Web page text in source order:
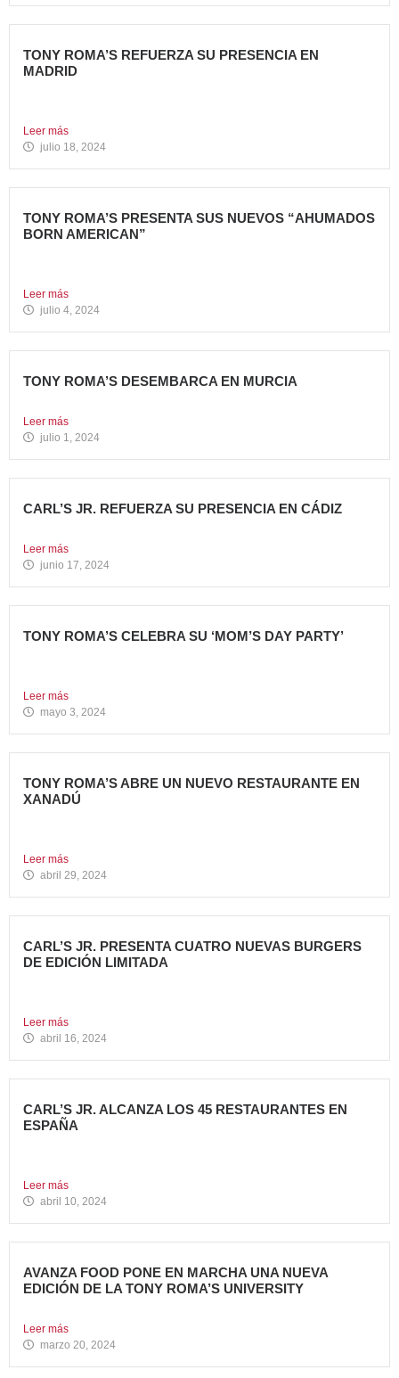
TONY ROMA’S REFUERZA SU PRESENCIA EN
MADRID
Leer más
julio 18, 2024
TONY ROMA’S PRESENTA SUS NUEVOS “AHUMADOS
BORN AMERICAN”
Leer más
julio 4, 2024
TONY ROMA’S DESEMBARCA EN MURCIA
Leer más
julio 1, 2024
CARL’S JR. REFUERZA SU PRESENCIA EN CÁDIZ
Leer más
junio 17, 2024
TONY ROMA’S CELEBRA SU ‘MOM’S DAY PARTY’
Leer más
mayo 3, 2024
TONY ROMA’S ABRE UN NUEVO RESTAURANTE EN
XANADÚ
Leer más
abril 29, 2024
CARL’S JR. PRESENTA CUATRO NUEVAS BURGERS
DE EDICIÓN LIMITADA
Leer más
abril 16, 2024
CARL’S JR. ALCANZA LOS 45 RESTAURANTES EN
ESPAÑA
Leer más
abril 10, 2024
AVANZA FOOD PONE EN MARCHA UNA NUEVA
EDICIÓN DE LA TONY ROMA’S UNIVERSITY
Leer más
marzo 20, 2024